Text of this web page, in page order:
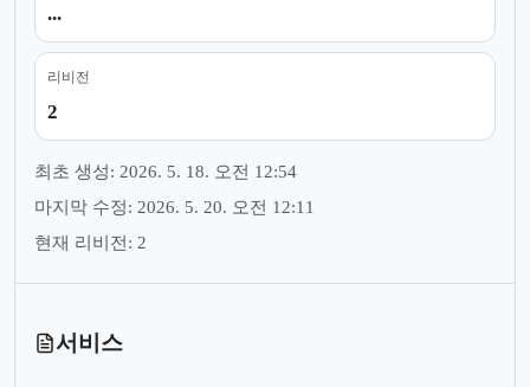
...
리비전
2
최초 생성: 2026. 5. 18. 오전 12:54
마지막 수정: 2026. 5. 20. 오전 12:11
현재 리비전: 2
서비스